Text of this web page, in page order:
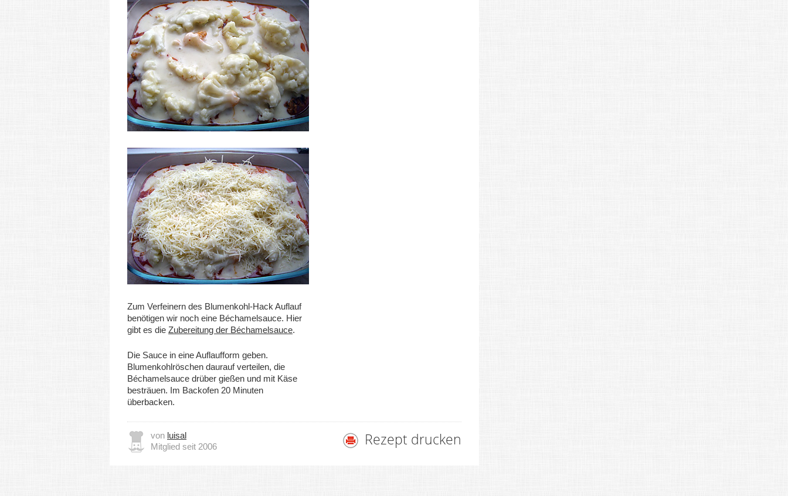
Zum Verfeinern des Blumenkohl-Hack Auflauf
benötigen wir noch eine Béchamelsauce. Hier
gibt es die Zubereitung der Béchamelsauce.
Die Sauce in eine Auflaufform geben.
Blumenkohlröschen daurauf verteilen, die
Béchamelsauce drüber gießen und mit Käse
besträuen. Im Backofen 20 Minuten
überbacken.
von luisal
Mitglied seit 2006
Rezept drucken